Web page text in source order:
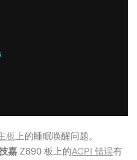
板上的睡眠唤醒问题。
嘉 Z690 板上的ACPI 错误有